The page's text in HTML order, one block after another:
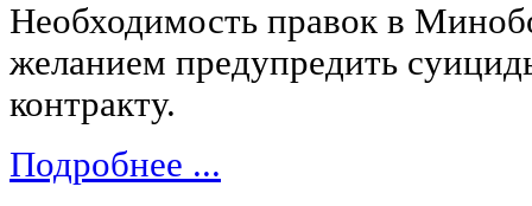
Необходимость правок в
желанием предупредить
контракту.
Подробнее ...